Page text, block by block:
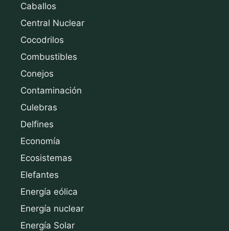
Caballos
Central Nuclear
Cocodrilos
Combustibles
Conejos
Contaminación
Culebras
Delfines
Economía
Ecosistemas
Elefantes
Energía eólica
Energía nuclear
Energía Solar